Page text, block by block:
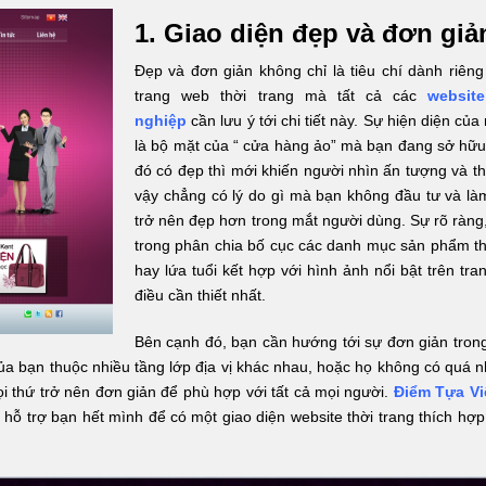
1. Giao diện đẹp và đơn
Đẹp và đơn giản không chỉ là tiêu chí dành
trang web thời trang mà tất cả các
nghiệp cần lưu ý tới chi tiết này. Sự hiện diện của
là bộ mặt của “ cửa hàng ảo” mà bạn đang sở
đó có đẹp thì mới khiến người nhìn ấn tượng và
vậy chẳng có lý do gì mà bạn không đầu tư và
trở nên đẹp hơn trong mắt người dùng. Sự rõ
trong phân chia bố cục các danh mục sản phẩm
hay lứa tuổi kết hợp với hình ảnh nổi bật trên
điều cần thiết nhất.
Bên cạnh đó, bạn cần hướng tới sự đơn giản
bạn thuộc nhiều tầng lớp địa vị khác nhau, hoặc họ không có quá
thứ trở nên đơn giản để phù hợp với tất cả mọi người. Điểm Tựa
trợ bạn hết mình để có một giao diện website thời trang thích